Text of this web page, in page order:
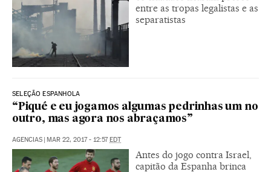
entre as tropas legalistas e as
separatistas
SELEÇÃO ESPANHOLA
“Piqué e eu jogamos algumas pedrinhas um no
outro, mas agora nos abraçamos”
AGENCIAS | MAR 22, 2017 - 12:57EDT
Antes do jogo contra Israel,
capitão da Espanha brinca